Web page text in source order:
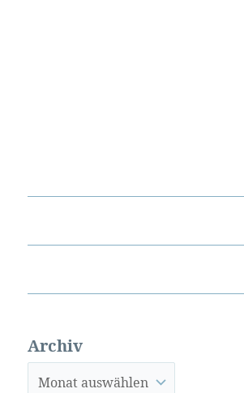
Archiv